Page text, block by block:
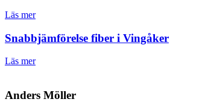
Läs mer
Snabbjämförelse fiber i Vingåker
Läs mer
Anders Möller